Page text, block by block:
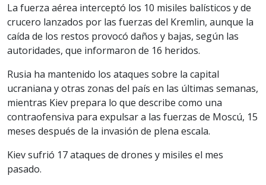
La fuerza aérea interceptó los 10 misiles balísticos y de
crucero lanzados por las fuerzas del Kremlin, aunque la
caída de los restos provocó daños y bajas, según las
autoridades, que informaron de 16 heridos.
Rusia ha mantenido los ataques sobre la capital
ucraniana y otras zonas del país en las últimas semanas,
mientras Kiev prepara lo que describe como una
contraofensiva para expulsar a las fuerzas de Moscú, 15
meses después de la invasión de plena escala.
Kiev sufrió 17 ataques de drones y misiles el mes
pasado.